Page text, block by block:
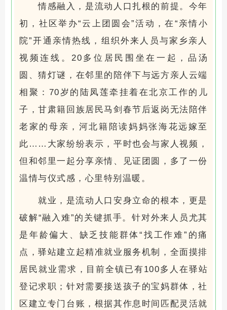
情感融入，是流动人口扎根的前提。今年
初，社区举办“云上团圆会”活动，在“亲情小
院”开通亲情热线，组织外来人员与家乡亲人
视频连线。20多位居民围坐在一起，品汤
圆、猜灯谜，在邻里的陪伴下与远方亲人云端
相聚：70岁的陆凤莲牵挂着在北京工作的儿
子，甘肃籍回族居民马剑春节后返岗无法陪伴
老家的母亲，河北籍陪读妈妈张海花远嫁至
此……大家纷纷表示，平时也会与家人视频，
但和邻里一起分享亲情、见证团圆，多了一份
温情与仪式感，心里特别温暖。
就业，是流动人口安身立命的根本，更是
破解“融入难”的关键抓手。针对外来人员尤其
是年龄偏大、缺乏技能群体“找工作难”的痛
点，驿站建立起精准就业服务机制，全面摸排
居民就业需求，目前全镇已有100多人在驿站
登记求职；针对需要接送孩子的宝妈群体，社
区建立专门台账，根据其作息时间匹配灵活就